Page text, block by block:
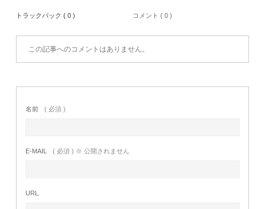
トラックバック ( 0 ) コメント ( 0 )
この記事へのコメントはありません。
名前 ( 必須 )
E-MAIL ( 必須 ) ※ 公開されません
URL